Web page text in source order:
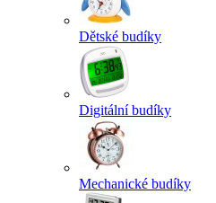
Dětské budíky
Digitální budíky
Mechanické budíky